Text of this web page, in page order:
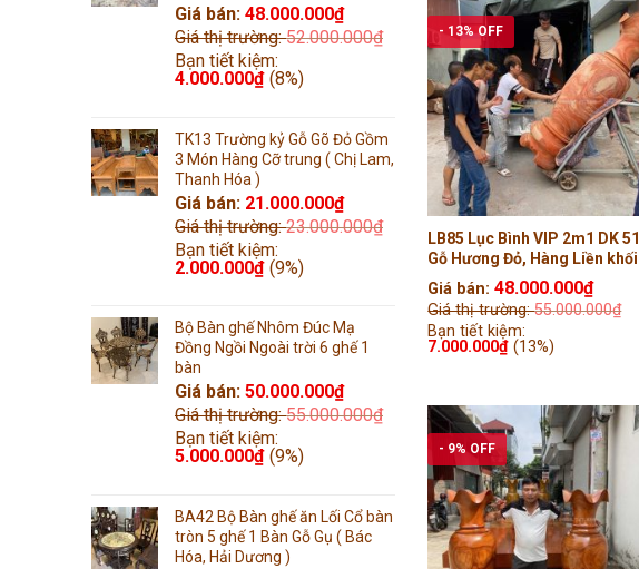
Giá bán: 48.000.000₫
Giá thị trường:52.000.000₫
Bạn tiết kiệm:
4.000.000₫ (8%)
TK13 Trường kỷ Gỗ Gõ Đỏ Gồm
3 Món Hàng Cỡ trung ( Chị Lam,
Thanh Hóa )
Giá bán: 21.000.000₫
Giá thị trường:23.000.000₫
Bạn tiết kiệm:
2.000.000₫ (9%)
Bộ Bàn ghế Nhôm Đúc Mạ
Đồng Ngồi Ngoài trời 6 ghế 1
bàn
Giá bán: 50.000.000₫
Giá thị trường:55.000.000₫
Bạn tiết kiệm:
5.000.000₫ (9%)
BA42 Bộ Bàn ghế ăn Lối Cổ bàn
tròn 5 ghế 1 Bàn Gỗ Gụ ( Bác
Hóa, Hải Dương )
- 13% OFF
LB85 Lục Bình VIP 2m1 DK 51
Gỗ Hương Đỏ, Hàng Liền khối
Tiện Tay ( Anh Tam, Hạ Long )
Giá bán:48.000.000₫
Giá thị trường:55.000.000₫
Bạn tiết kiệm:
7.000.000₫ (13%)
- 9% OFF